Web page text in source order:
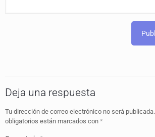
Deja una respuesta
Tu dirección de correo electrónico no será publicada.
obligatorios están marcados con *